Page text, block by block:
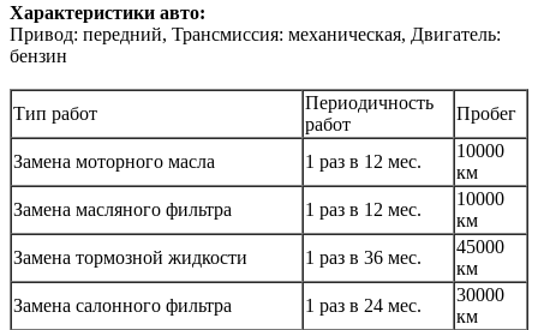
Характеристики авто:
Привод: передний, Трансмиссия: механическая, Двигатель:
бензин
Тип работ
Периодичность
работ
Пробег
Замена моторного масла 1 раз в 12 мес.
10000
км
Замена масляного фильтра
1 раз в 12 мес.
10000
км
Замена тормозной жидкости
1 раз в 36 мес.
45000
км
Замена салонного фильтра
1 раз в 24 мес.
30000
км